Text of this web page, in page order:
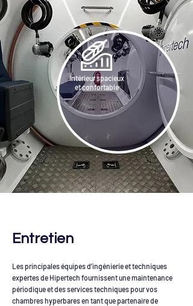
Intérieur spacieux
et confortable
Entretien
Les principales équipes d’ingénierie et techniques
expertes de Hipertech fournissent une maintenance
périodique et des services techniques pour vos
chambres hyperbares en tant que partenaire de